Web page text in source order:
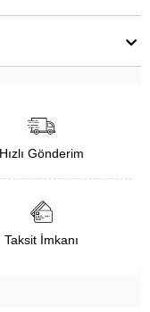
Hızlı Gönderim
Taksit İmkanı